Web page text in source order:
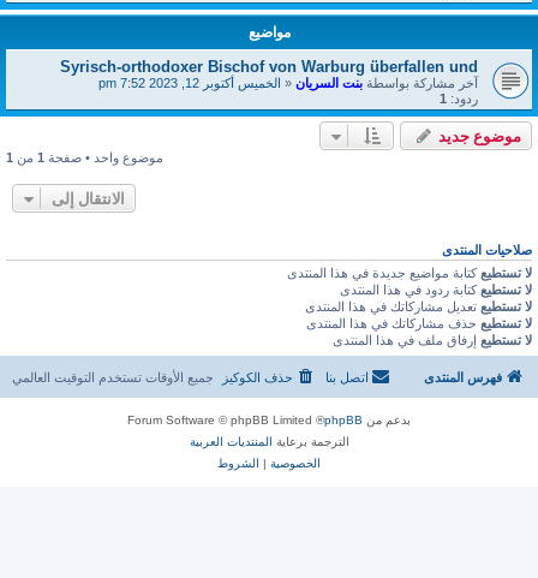
مواضيع
Syrisch-orthodoxer Bischof von Warburg überfallen und
آخر مشاركة بواسطة بنت السريان « الخميس أكتوبر 12, 2023 7:52 pm
ردود: 1
موضوع جديد
موضوع واحد • صفحة 1 من 1
الانتقال إلى
صلاحيات المنتدى
لا تستطيع كتابة مواضيع جديدة في هذا المنتدى
لا تستطيع كتابة ردود في هذا المنتدى
لا تستطيع تعديل مشاركاتك في هذا المنتدى
لا تستطيع حذف مشاركاتك في هذا المنتدى
لا تستطيع إرفاق ملف في هذا المنتدى
فهرس المنتدى جميع الأوقات تستخدم التوقيت العالمي حذف الكوكيز اتصل بنا
بدعم من phpBB
® Forum Software © phpBB Limited
الترجمة برعاية المنتديات العربية
الخصوصية | الشروط